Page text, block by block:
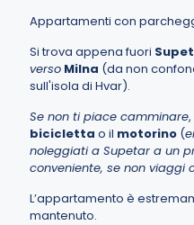
Appartamenti con
Si trova appena fuori
verso Milna (da non
sull'isola di Hvar).
Se non ti piace camminare
bicicletta o il motorino (
noleggiati a Supetar a un
conveniente, se non viaggi
L’appartamento è
mantenuto.